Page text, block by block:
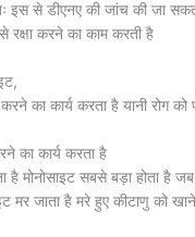
इस से डीएनए की जांच की जा
से रक्षा करने का काम करती है
करने का कार्य करता है यानी रोग
का कार्य करता है
है मोनोसाइट सबसे बड़ा होता है
मर जाता है मरे हुए कीटाणु को खाने